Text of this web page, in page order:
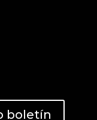
boletín